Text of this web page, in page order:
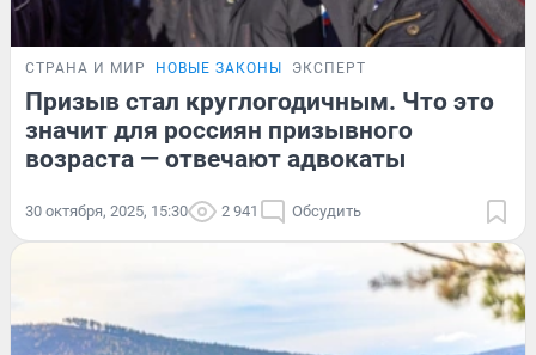
СТРАНА И МИР НОВЫЕ ЗАКОНЫ ЭКСПЕРТ
Призыв стал круглогодичным. Что это
значит для россиян призывного
возраста — отвечают адвокаты
30 октября, 2025, 15:30 2 941 Обсудить